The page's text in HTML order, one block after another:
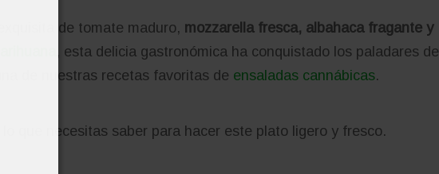
de tomate maduro, mozzarella fresca, albahaca fragante y
, esta delicia gastronómica ha conquistado los paladares de
de nuestras recetas favoritas de ensaladas cannábicas.
que necesitas saber para hacer este plato ligero y fresco.